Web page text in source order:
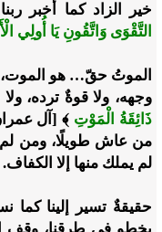
خير الزاد كما أخبر
التَّقْوَى وَاتَّقُونِ يَا أُولِي
الموتُ حقّ… هو الموت،
وجهه، ولا قوةٌ ترده،
ذَائِقَةُ الْمَوْتِ
من عاش طويلًا، ومن لم
لم يملك منها إلا الكفاف.
حقيقةٌ تسير إلينا كما